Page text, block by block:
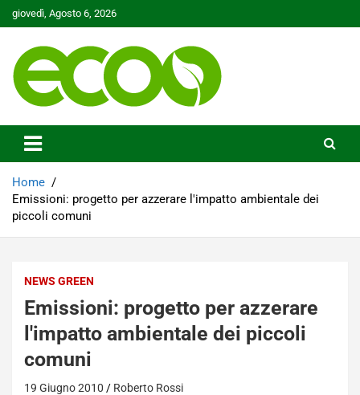
Skip
to
giovedì, Agosto 6, 2026
Ecoo.it
Home
Emissioni: progetto per azzerare l'impatto ambientale dei
piccoli comuni
NEWS GREEN
Emissioni: progetto per azzerare
l'impatto ambientale dei piccoli
comuni
19 Giugno 2010 Roberto Rossi